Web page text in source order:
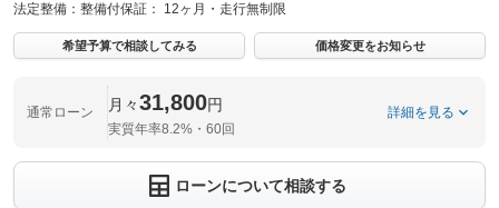
法定整備： 整備付保証： 12ヶ月・走行無制限
希望予算で相談してみる 価格変更をお知らせ
通常ローン 月々31,800円
実質年率8.2%・60回
詳細を見る
ローンについて相談する